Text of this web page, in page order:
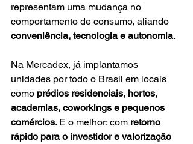
representam uma mudança no
comportamento de consumo, aliando
conveniência, tecnologia e autonomia.
Na Mercadex, já implantamos
unidades por todo o Brasil em locais
como prédios residenciais, hortos,
academias, coworkings e pequenos
comércios. E o melhor: com retorno
rápido para o investidor e valorização